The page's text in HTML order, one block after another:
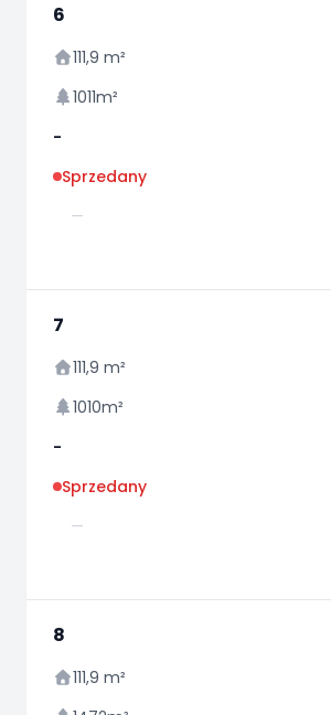
6
111,9 m²
1011m²
-
Sprzedany
—
7
111,9 m²
1010m²
-
Sprzedany
—
8
111,9 m²